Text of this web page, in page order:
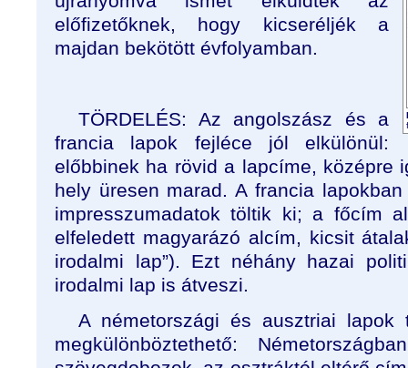
előfizetőknek, hogy kicseréljék a
majdan bekötött évfolyamban.
TÖRDELÉS: Az angolszász és a
francia lapok fejléce jól elkülönül:
előbbinek ha rövid a lapcíme, középre
hely üresen marad. A francia
impresszumadatok töltik ki; a főcím
elfeledett magyarázó alcím, kicsit
irodalmi lap”). Ezt néhány hazai
irodalmi lap is átveszi.
A németországi és ausztriai lapok
megkülönböztethető: